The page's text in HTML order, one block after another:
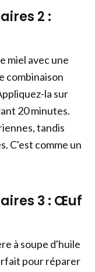
2 :
miel avec une
combinaison
la sur
20 minutes.
tandis
C'est comme un
3 : Œuf
à soupe d'huile
pour réparer